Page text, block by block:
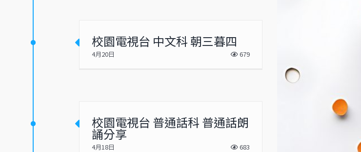
校園電視台 中文科 朝三暮四
4月20日 679
校園電視台 普通話科 普通話朗
誦分享
4月18日 683